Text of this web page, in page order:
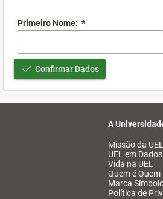
Primeiro Nome: *
Confirmar Dados
A
Missão da UEL
UEL em Dados
Vida na UEL
Quem é Quem
Marca
Política de